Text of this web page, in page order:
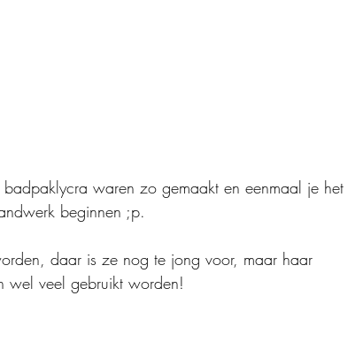
waren zo gemaakt en eenmaal je het
beginnen ;p.
daar is ze nog te jong voor, maar haar
wel veel gebruikt worden!